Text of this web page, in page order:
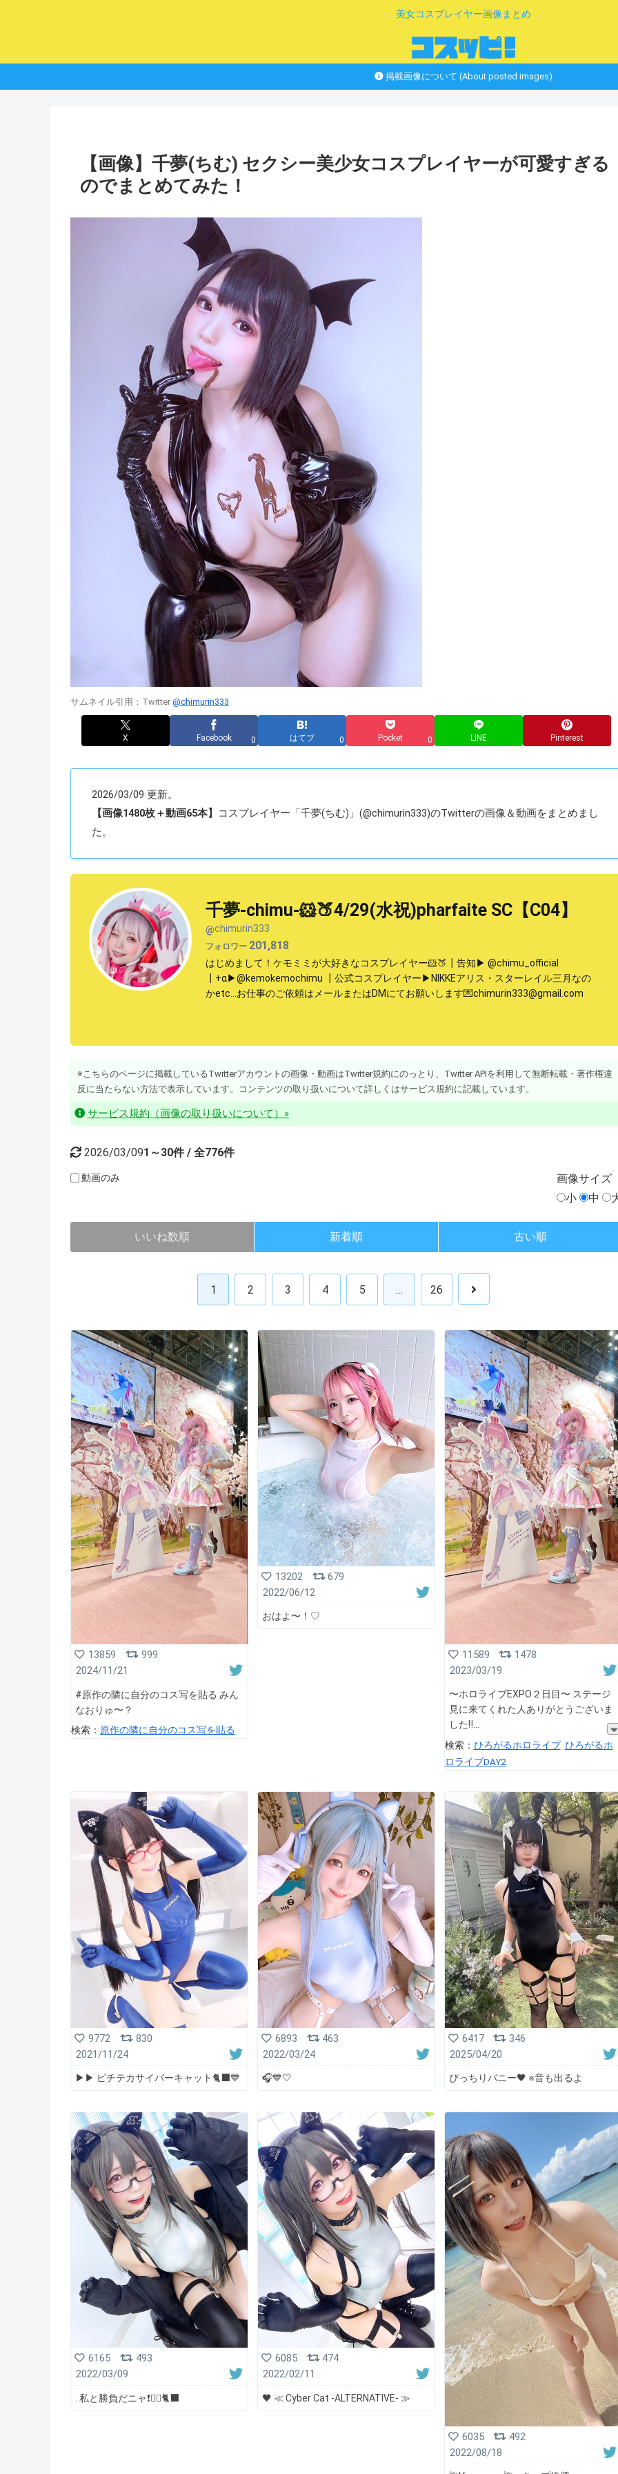
美女コスプレイヤー画像まとめ
掲載画像について (About posted images)
【画像】千夢(ちむ) セクシー美少女コスプレイヤーが可愛すぎる
のでまとめてみた！
サムネイル引用：Twitter @chimurin333
X Facebook 0 はてブ 0 Pocket 0 LINE Pinterest
2026/03/09 更新。
【画像1480枚＋動画65本】
コスプレイヤー「千夢(ちむ)」(@chimurin333)のTwitterの画像＆動画をまとめまし
た。
千夢-chimu-🐹🍑4/29(水祝)pharfaite SC【C04】
@chimurin333
フォロワー 201,818
はじめまして！ケモミミが大好きなコスプレイヤー🐹🍑┃告知▶︎ @chimu_official
┃+α▶︎@kemokemochimu ┃公式コスプレイヤー▶︎NIKKEアリス・スターレイル三月なの
かetc...お仕事のご依頼はメールまたはDMにてお願いします💌chimurin333@gmail.com
※こちらのページに掲載しているTwitterアカウントの画像・動画はTwitter規約にのっとり、Twitter APIを利用して無断転載・著作権違
反に当たらない方法で表示しています。コンテンツの取り扱いについて詳しくはサービス規約に記載しています。
サービス規約（画像の取り扱いについて）»
2026/03/091～30件 / 全776件
動画のみ 画像サイズ
小
中
いいね数順 新着順 古い順
1 2 3 4 5 … 26
13859
999
2024/11/21
#原作の隣に自分のコス写を貼る みん
なおりゅ〜？
検索： 原作の隣に自分のコス写を貼る
13202
679
2022/06/12
おはよ〜！♡
11589
1478
2023/03/19
〜ホロライブEXPO２日目〜 ステージ
見に来てくれた人ありがとうございま
した‼️
検索： ひろがるホロライブ ひろがるホ
ロライブDAY2
9772
830
2021/11/24
▶︎▶︎ ピチテカサイバーキャット🐈‍⬛💙
6893
463
2022/03/24
🎧💙🤍
6417
346
2025/04/20
ぴっちりバニー🖤 ※音も出るよ
6165
493
2022/03/09
. 私と勝負だニャ❗️❤️‍🔥🐈‍⬛
6085
474
2022/02/11
🖤 ≪ Cyber Cat -ALTERNATIVE- ≫
6035
492
2022/08/18